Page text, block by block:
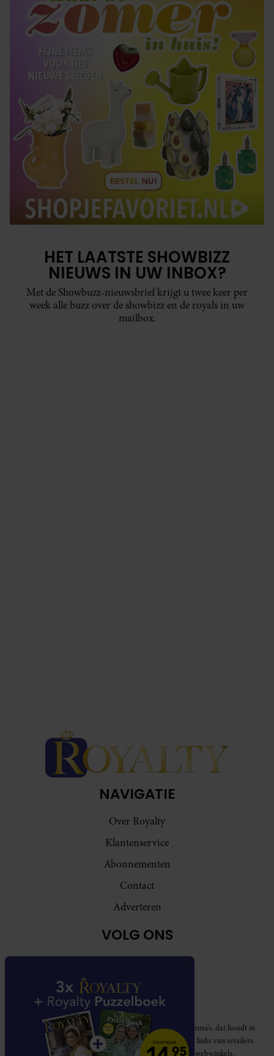
HET LAATSTE SHOWBIZZ
NIEUWS IN UW INBOX?
Met de Showbuzz-nieuwsbrief krijgt u twee keer per
week alle buzz over de showbizz en de royals in uw
mailbox.
NAVIGATIE
Over Royalty
Klantenservice
Abonnementen
Contact
Adverteren
VOLG ONS
Royalty participeert in diverse affiliate marketing programma’s, dat houdt in
dat Royalty commissies ontvangt voor aankopen middels links van retailers.
Deze website wordt niet gesponsord door de genoemde webwinkels.